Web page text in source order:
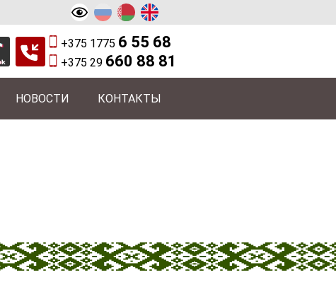
+375 1775 6 55 68
+375 29 660 88 81
НОВОСТИ КОНТАКТЫ